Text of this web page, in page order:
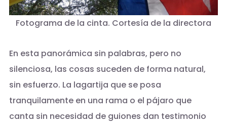
Fotograma de la cinta. Cortesía de la directora
En esta panorámica sin palabras, pero no
silenciosa, las cosas suceden de forma natural,
sin esfuerzo. La lagartija que se posa
tranquilamente en una rama o el pájaro que
canta sin necesidad de guiones dan testimonio